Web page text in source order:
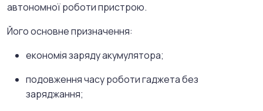
автономної роботи пристрою.
Його основне призначення:
економія заряду акумулятора;
подовження часу роботи гаджета без
заряджання;